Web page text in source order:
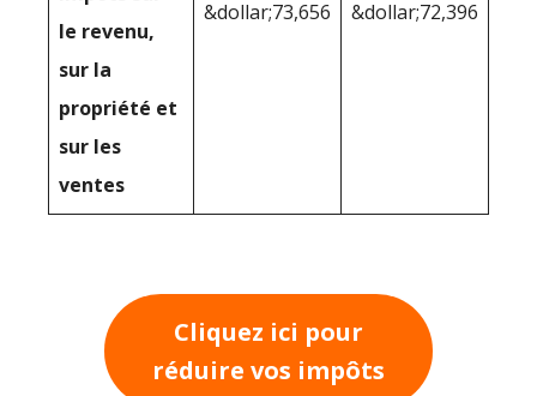
le revenu,
sur la
propriété et
sur les
ventes
&dollar;73,656 &dollar;72,396
Cliquez ici pour
réduire vos impôts